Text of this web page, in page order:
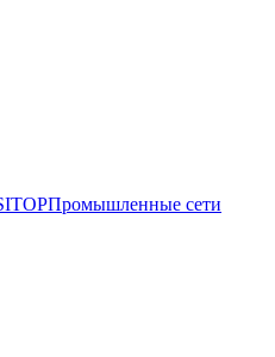
Промышленные сети